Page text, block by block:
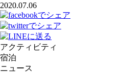
2020.07.06
アクティビティ
宿泊
ニュース